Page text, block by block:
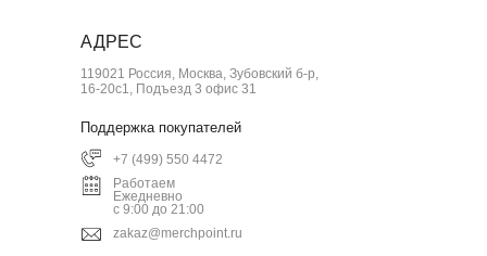
АДРЕС
119021 Россия, Москва, Зубовский б-р,
16-20с1, Подъезд 3 офис 31
Поддержка покупателей
+7 (499) 550 4472
Работаем
Ежедневно
с 9:00 до 21:00
zakaz@merchpoint.ru